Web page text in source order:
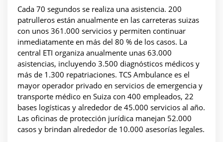
Cada 70 segundos se realiza una asistencia. 200
patrulleros están anualmente en las carreteras suizas
con unos 361.000 servicios y permiten continuar
inmediatamente en más del 80 % de los casos. La
central ETI organiza anualmente unas 63.000
asistencias, incluyendo 3.500 diagnósticos médicos y
más de 1.300 repatriaciones. TCS Ambulance es el
mayor operador privado en servicios de emergencia y
transporte médico en Suiza con 400 empleados, 22
bases logísticas y alrededor de 45.000 servicios al año.
Las oficinas de protección jurídica manejan 52.000
casos y brindan alrededor de 10.000 asesorías legales.